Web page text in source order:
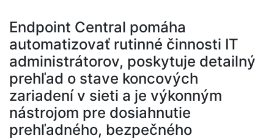
Endpoint Central pomáha
automatizovať rutinné činnosti IT
administrátorov, poskytuje detailný
prehľad o stave koncových
zariadení v sieti a je výkonným
nástrojom pre dosiahnutie
prehľadného, bezpečného